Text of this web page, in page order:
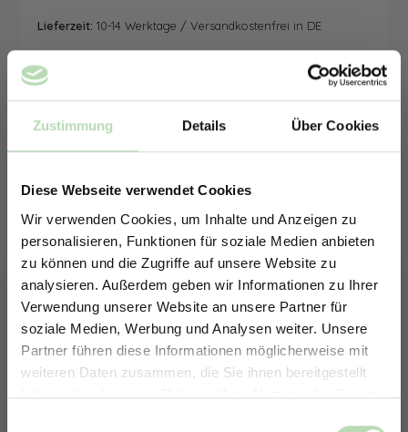
Zustimmung Details Über Cookies
Diese Webseite verwendet Cookies
Wir verwenden Cookies, um Inhalte und Anzeigen zu
personalisieren, Funktionen für soziale Medien anbieten
zu können und die Zugriffe auf unsere Website zu
analysieren. Außerdem geben wir Informationen zu Ihrer
Verwendung unserer Website an unsere Partner für
soziale Medien, Werbung und Analysen weiter. Unsere
Partner führen diese Informationen möglicherweise mit
weiteren Daten zusammen, die Sie ihnen bereitgestellt
haben oder die sie im Rahmen Ihrer Nutzung der Dienste
Lieferzeit: 10-14 Werktage / Versandkostenfrei in DE
ERHALTE 5% RABATT AUF
DEINE RÜCKWÄNDE